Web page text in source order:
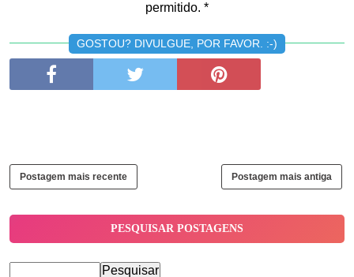
permitido. *
GOSTOU? DIVULGUE, POR FAVOR. :-)
Postagem mais recente Postagem mais antiga
PESQUISAR POSTAGENS